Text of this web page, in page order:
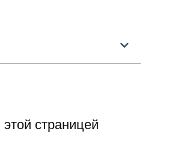
страницей